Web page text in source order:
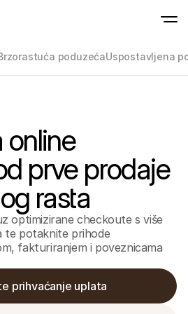
poduzećaUspostavljena
uređajima
Naplata
Ponudite naplatu
Prikupljajte
pretplatnička
Prihvaćanje i rizik
Spriječite prijevare i
Za
online
prve prodaje
rasta
optimizirane checkoute s više
te potaknite prihode
fakturiranjem i poveznicama
prihvaćanje uplata